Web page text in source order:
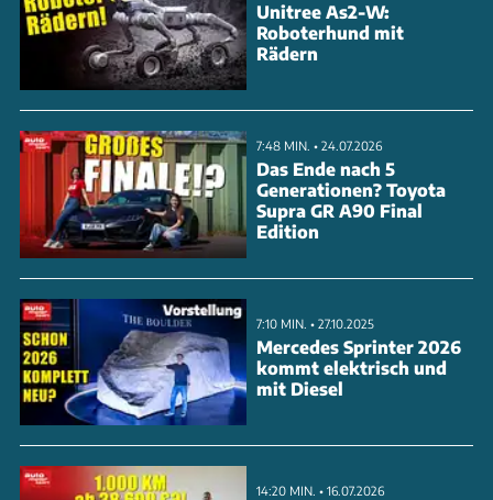
ANZEIGE
Unitree As2-W:
Roboterhund mit
Rädern
7:48 MIN. • 24.07.2026
Das Ende nach 5
Generationen? Toyota
Supra GR A90 Final
Edition
7:10 MIN. • 27.10.2025
Mercedes Sprinter 2026
kommt elektrisch und
mit Diesel
14:20 MIN. • 16.07.2026